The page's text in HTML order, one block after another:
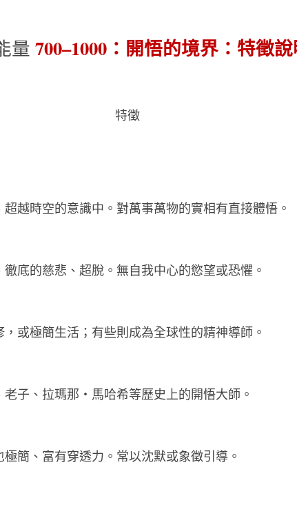
量 700–1000：開悟的境界：特徵
特徵
超越時空的意識中。對萬事萬物的實相有直接體
徹底的慈悲、超脫。無自我中心的慾望或恐懼。
，或極簡生活；有些則成為全球性的精神導師。
老子、拉瑪那・馬哈希等歷史上的開悟大師。
極簡、富有穿透力。常以沈默或象徵引導。